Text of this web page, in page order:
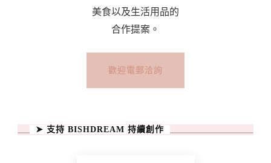
美食以及生活用品的
合作提案。
歡迎電郵洽詢
➤ 支持 BISHDREAM 持續創作